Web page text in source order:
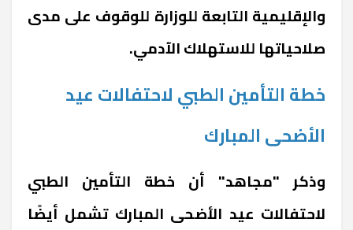
والإقليمية التابعة للوزارة للوقوف على مدى
صلاحياتها للاستهلاك الآدمي.
خطة التأمين الطبي لاحتفالات عيد
الأضحى المبارك
وذكر "مجاهد" أن خطة التأمين الطبي
لاحتفالات عيد الأضحى المبارك تشمل أيضًا